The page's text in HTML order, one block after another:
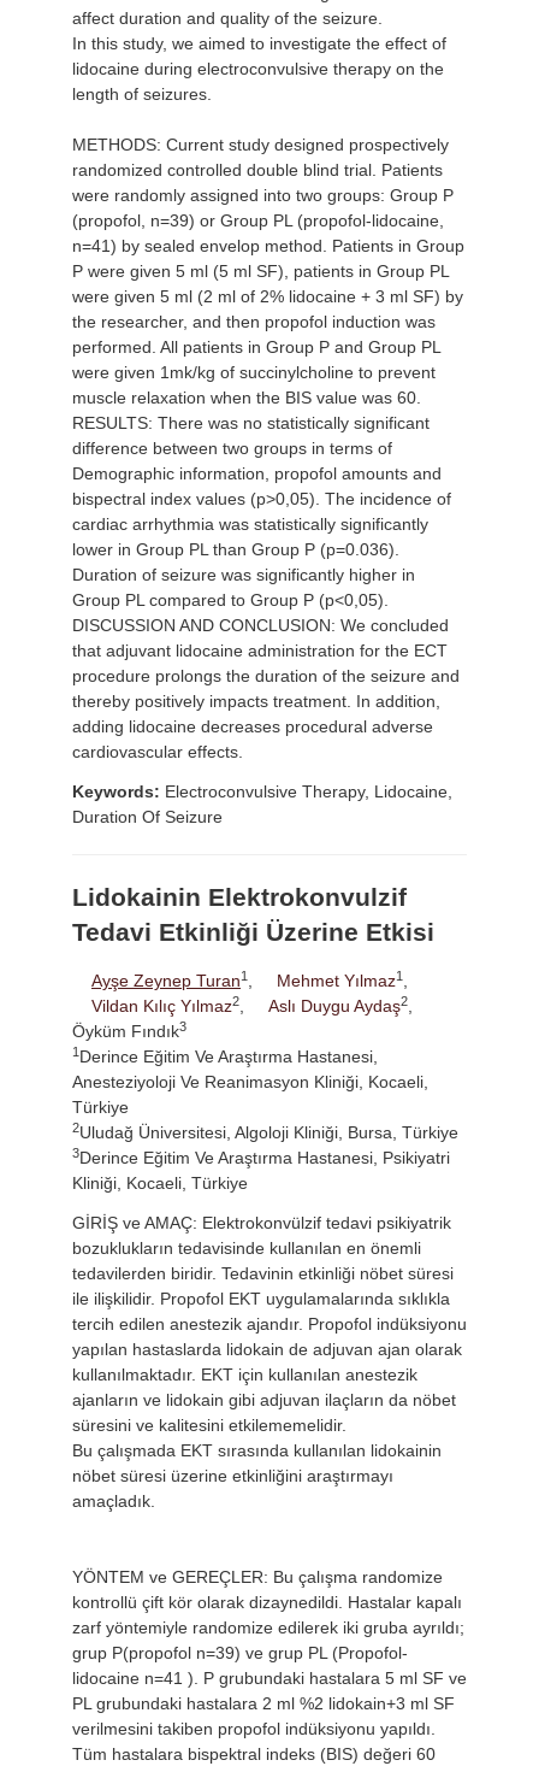
affect duration and quality of the seizure.
In this study, we aimed to investigate the effect of
lidocaine during electroconvulsive therapy on the
length of seizures.
METHODS: Current study designed prospectively
randomized controlled double blind trial. Patients
were randomly assigned into two groups: Group P
(propofol, n=39) or Group PL (propofol-lidocaine,
n=41) by sealed envelop method. Patients in Group
P were given 5 ml (5 ml SF), patients in Group PL
were given 5 ml (2 ml of 2% lidocaine + 3 ml SF) by
the researcher, and then propofol induction was
performed. All patients in Group P and Group PL
were given 1mk/kg of succinylcholine to prevent
muscle relaxation when the BIS value was 60.
RESULTS: There was no statistically significant
difference between two groups in terms of
Demographic information, propofol amounts and
bispectral index values (p>0,05). The incidence of
cardiac arrhythmia was statistically significantly
lower in Group PL than Group P (p=0.036).
Duration of seizure was significantly higher in
Group PL compared to Group P (p<0,05).
DISCUSSION AND CONCLUSION: We concluded
that adjuvant lidocaine administration for the ECT
procedure prolongs the duration of the seizure and
thereby positively impacts treatment. In addition,
adding lidocaine decreases procedural adverse
cardiovascular effects.
Keywords: Electroconvulsive Therapy, Lidocaine,
Duration Of Seizure
Lidokainin Elektrokonvulzif
Tedavi Etkinliği Üzerine Etkisi
Ayşe Zeynep Turan1 Mehmet Yılmaz1
Vildan Kılıç Yılmaz2 Aslı Duygu Aydaş2
Öyküm Fındık3
1 Derince Eğitim Ve Araştırma Hastanesi,
Anesteziyoloji Ve Reanimasyon Kliniği, Kocaeli,
Türkiye
2Uludağ Üniversitesi, Algoloji Kliniği, Bursa, Türkiye
3Derince Eğitim Ve Araştırma Hastanesi, Psikiyatri
Kliniği, Kocaeli, Türkiye
GİRİŞ ve AMAÇ: Elektrokonvülzif tedavi psikiyatrik
bozuklukların tedavisinde kullanılan en önemli
tedavilerden biridir. Tedavinin etkinliği nöbet süresi
ile ilişkilidir. Propofol EKT uygulamalarında sıklıkla
tercih edilen anestezik ajandır. Propofol indüksiyonu
yapılan hastaslarda lidokain de adjuvan ajan olarak
kullanılmaktadır. EKT için kullanılan anestezik
ajanların ve lidokain gibi adjuvan ilaçların da nöbet
süresini ve kalitesini etkilememelidir.
Bu çalışmada EKT sırasında kullanılan lidokainin
nöbet süresi üzerine etkinliğini araştırmayı
amaçladık.
YÖNTEM ve GEREÇLER: Bu çalışma randomize
kontrollü çift kör olarak dizaynedildi. Hastalar kapalı
zarf yöntemiyle randomize edilerek iki gruba ayrıldı;
grup P(propofol n=39) ve grup PL (Propofol-
lidocaine n=41 ). P grubundaki hastalara 5 ml SF ve
PL grubundaki hastalara 2 ml %2 lidokain+3 ml SF
verilmesini takiben propofol indüksiyonu yapıldı.
Tüm hastalara bispektral indeks (BIS) değeri 60